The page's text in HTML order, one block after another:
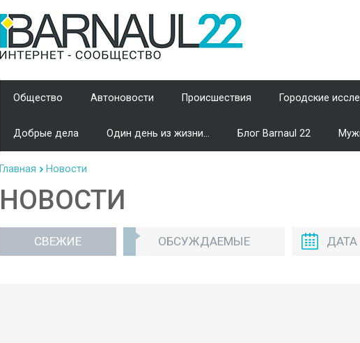
Общество Автоновости Происшествия Городские
Добрые дела Один день из жизни... Блог Barnaul 22
Главная Новости
НОВОСТИ
СВЕЖИЕ ОБСУЖДАЕМЫЕ ДАТА